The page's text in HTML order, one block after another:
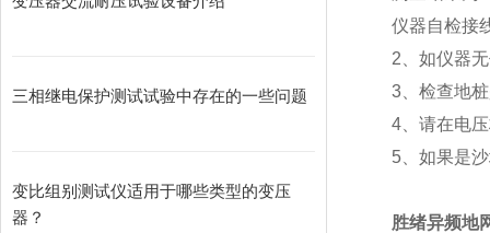
三相继电保护测试试验中存在的一些问题
变比组别测试仪适用于哪些类型的变压
器？
仪器自检接
2、如仪器
3、检查地
4、请在电
5、如果是
胜绪异频地